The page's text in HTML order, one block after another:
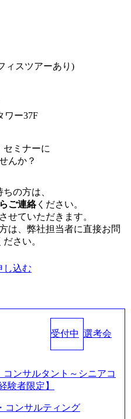
ィスツアーあり)
ワー37F
セミナーに
んか？
の方は、
ご連絡ください。
せていただきます。
は、弊社担当者に直接お問
さい。
し込む
受付中 選考会
コンサルタント～シニアコ
験者限定】
コンサルティング